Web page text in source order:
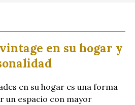
en su hogar y
en su hogar es una forma
un espacio con mayor